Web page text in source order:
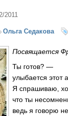
2011
Ольга Седакова
Посвящается
Ты готов? —
улыбается этот
Я спрашиваю,
что ты
ведь я говорю